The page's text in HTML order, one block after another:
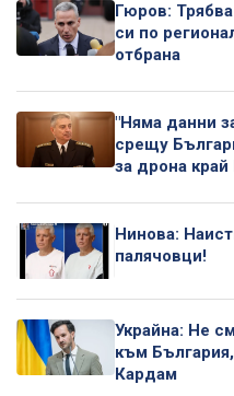
Гюров:
си по
отбрана
"Няма данни
срещу
за дрона
Нинова:
палячовци!
Украйна: Не
към
Кардам